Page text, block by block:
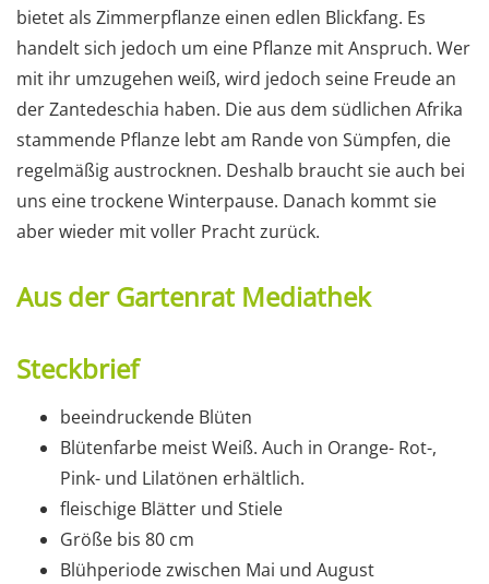
bietet als Zimmerpflanze einen edlen Blickfang. Es
handelt sich jedoch um eine Pflanze mit Anspruch. Wer
mit ihr umzugehen weiß, wird jedoch seine Freude an
der Zantedeschia haben. Die aus dem südlichen Afrika
stammende Pflanze lebt am Rande von Sümpfen, die
regelmäßig austrocknen. Deshalb braucht sie auch bei
uns eine trockene Winterpause. Danach kommt sie
aber wieder mit voller Pracht zurück.
Aus der Gartenrat Mediathek
Steckbrief
beeindruckende Blüten
Blütenfarbe meist Weiß. Auch in Orange- Rot-,
Pink- und Lilatönen erhältlich.
fleischige Blätter und Stiele
Größe bis 80 cm
Blühperiode zwischen Mai und August